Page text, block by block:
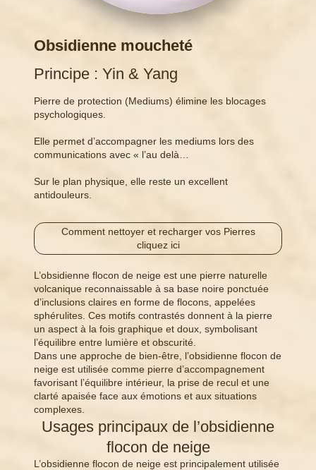
Obsidienne moucheté
Principe : Yin & Yang
Pierre de protection (Mediums) élimine les blocages
psychologiques.
Elle permet d’accompagner les mediums lors des
communications avec « l’au delà…
Sur le plan physique, elle reste un excellent
antidouleurs.
Comment nettoyer et recharger vos Pierres
cliquez ici
L’obsidienne flocon de neige est une pierre naturelle
volcanique reconnaissable à sa base noire ponctuée
d’inclusions claires en forme de flocons, appelées
sphérulites. Ces motifs contrastés donnent à la pierre
un aspect à la fois graphique et doux, symbolisant
l’équilibre entre lumière et obscurité.
Dans une approche de bien-être, l’obsidienne flocon de
neige est utilisée comme pierre d’accompagnement
favorisant l’équilibre intérieur, la prise de recul et une
clarté apaisée face aux émotions et aux situations
complexes.
Usages principaux de l’obsidienne
flocon de neige
L’obsidienne flocon de neige est principalement utilisée